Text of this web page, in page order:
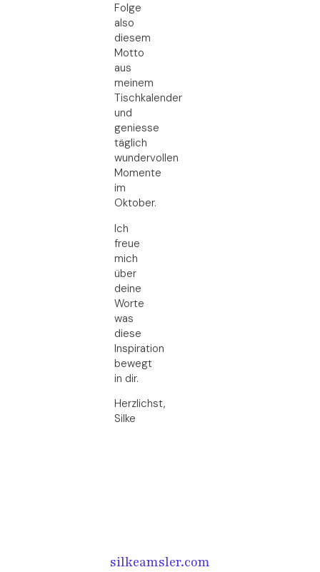
Folge
also
diesem
Motto
aus
meinem
Tischkalender
und
geniesse
täglich
wundervollen
Momente
im
Oktober.
Ich
freue
mich
über
deine
Worte
was
diese
Inspiration
bewegt
in dir.
Herzlichst,
Silke
silkeamsler.com